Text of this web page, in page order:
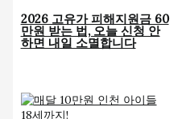
2026 고유가 피해지원금 60
만원 받는 법, 오늘 신청 안
하면 내일 소멸합니다